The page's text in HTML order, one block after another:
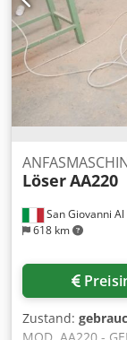
San Giovanni
618 km
LöserAA220
Zustand: